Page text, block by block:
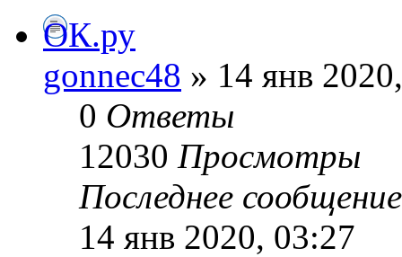
ОК.ру
gonnec48 » 14 янв
0 Ответы
12030 Просмотры
Последнее
14 янв 2020, 03:27